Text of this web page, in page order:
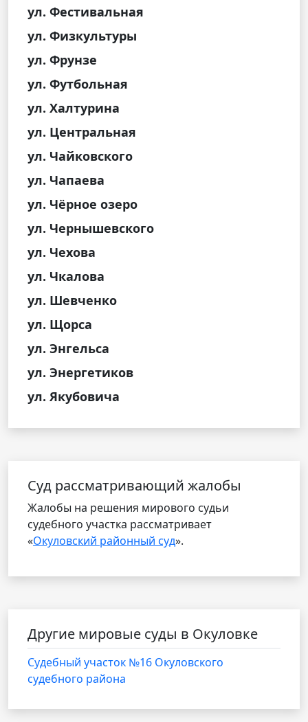
ул. Фестивальная
ул. Физкультуры
ул. Фрунзе
ул. Футбольная
ул. Халтурина
ул. Центральная
ул. Чайковского
ул. Чапаева
ул. Чёрное озеро
ул. Чернышевского
ул. Чехова
ул. Чкалова
ул. Шевченко
ул. Щорса
ул. Энгельса
ул. Энергетиков
ул. Якубовича
Cуд рассматривающий жалобы
Жалобы на решения мирового судьи
судебного участка рассматривает
«Окуловский районный суд».
Другие мировые суды в Окуловке
Судебный участок №16 Окуловского
судебного района